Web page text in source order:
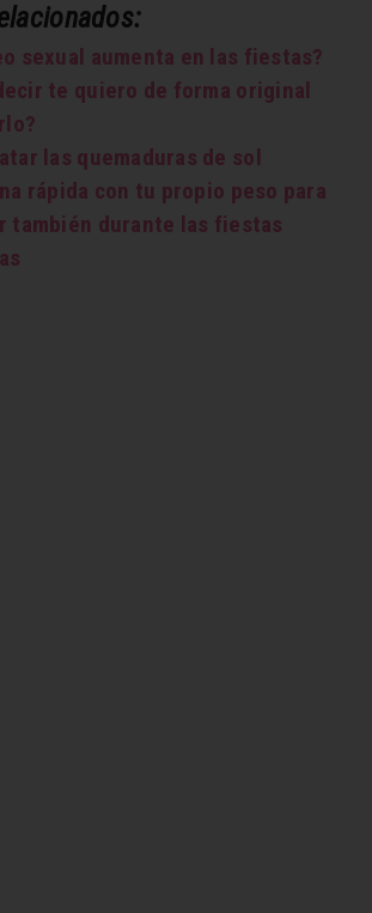
sexual aumenta en las fiestas?
te quiero de forma original
las quemaduras de sol
rápida con tu propio peso para
también durante las fiestas